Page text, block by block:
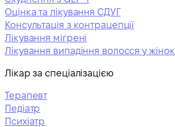
Оцінка та лікування СДУГ
Консультація з контрацепції
Лікування мігрені
Лікування випадіння волосся у жінок
Лікар за спеціалізацією
Терапевт
Педіатр
Психіатр